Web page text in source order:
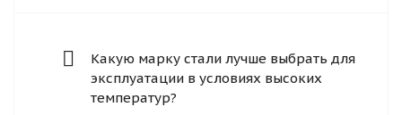
Какую марку стали лучше выбрать для
эксплуатации в условиях высоких
температур?